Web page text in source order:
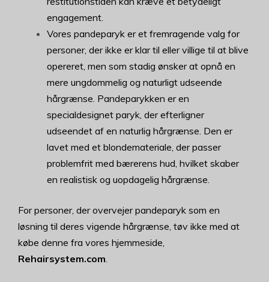
engagement.
Vores pandeparyk er et fremragende valg for
personer, der ikke er klar til eller villige til at blive
opereret, men som stadig ønsker at opnå en
mere ungdommelig og naturligt udseende
hårgrænse. Pandeparykken er en
specialdesignet paryk, der efterligner
udseendet af en naturlig hårgrænse. Den er
lavet med et blondemateriale, der passer
problemfrit med bærerens hud, hvilket skaber
en realistisk og uopdagelig hårgrænse.
For personer, der overvejer pandeparyk som en
løsning til deres vigende hårgrænse, tøv ikke med at
købe denne fra vores hjemmeside,
Rehairsystem.com